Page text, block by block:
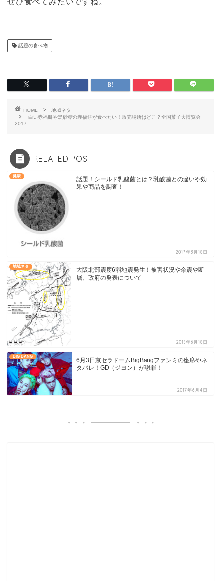
ぜひ食べてみたいですね。
話題の食べ物
HOME
地域ネタ
白い赤福餅や黒砂糖の赤福餅が食べたい！販売場所はどこ？全国菓子大博覧会
2017
RELATED POST
健康
話題！シールド乳酸菌とは？乳酸菌との違いや効
果や商品を調査！
2017年3月18日
地域ネタ
大阪北部震度6弱地震発生！被害状況や余震や断
層、政府の発表について
2018年6月18日
BIG BANG
6月3日京セラドームBigBangファンミの座席やネ
タバレ！GD（ジヨン）が謝罪！
2017年6月4日